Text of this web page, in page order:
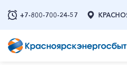
+7-800-700-24-57